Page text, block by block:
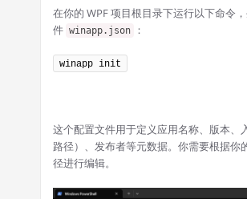
在你的 WPF 项目根目录下运行以下命令
件 winapp.json ：
winapp init
这个配置文件用于定义应用名称、版本、
路径）、发布者等元数据。你需要根据你
径进行编辑。